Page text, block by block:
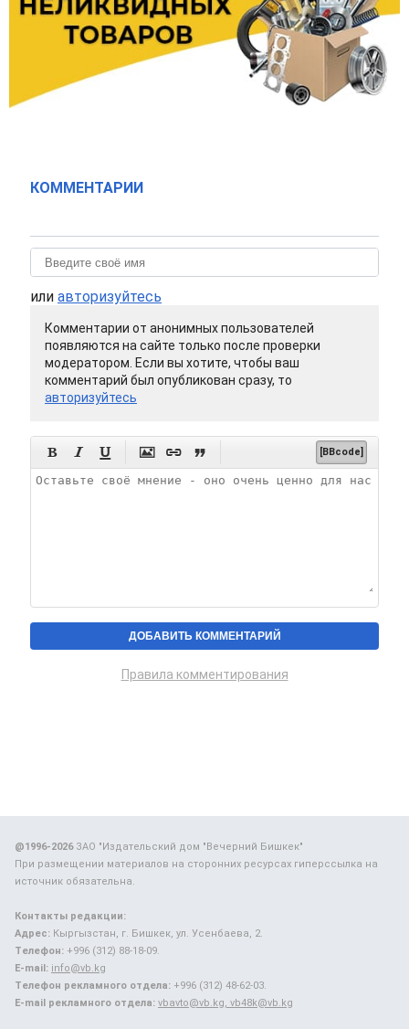
КОММЕНТАРИИ
или авторизуйтесь
Комментарии от анонимных пользователей
появляются на сайте только после проверки
модератором. Если вы хотите, чтобы ваш
комментарий был опубликован сразу, то
авторизуйтесь
      [BBcode]
Правила комментирования
@1996-2026ЗАО "Издательский дом "Вечерний Бишкек"
При размещении материалов на сторонних ресурсах гиперссылка на
источник обязательна.
Контакты редакции:
Адрес: Кыргызстан, г. Бишкек, ул. Усенбаева, 2.
Телефон: +996 (312) 88-18-09.
E-mail: info@vb.kg
Телефон рекламного отдела: +996 (312) 48-62-03.
E-mail рекламного отдела: vbavto@vb.kg, vb48k@vb.kg